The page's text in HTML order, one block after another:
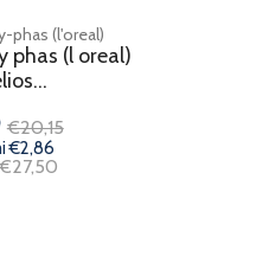
phas (l'oreal)
phas (l oreal)
€20,15
€2,86